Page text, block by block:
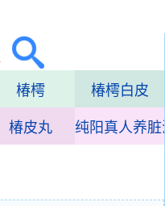
椿樗 椿樗白皮
椿皮丸 纯阳真人养脏